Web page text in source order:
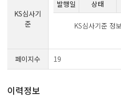
KS심사기
준
발행일 상태
KS심사기준 정
페이지수 19
이력정보